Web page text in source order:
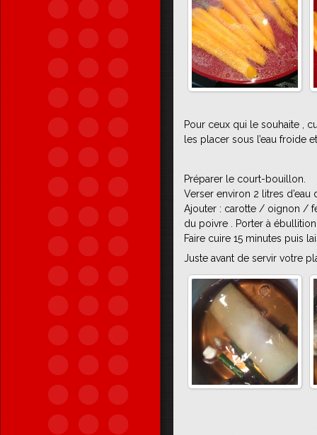
Pour ceux qui le souhaite ,
les placer sous l’eau froide
Préparer le court-bouillon.
Verser environ 2 litres d’eau
Ajouter : carotte / oignon /
du poivre . Porter à
Faire cuire 15 minutes puis
Juste avant de servir votre